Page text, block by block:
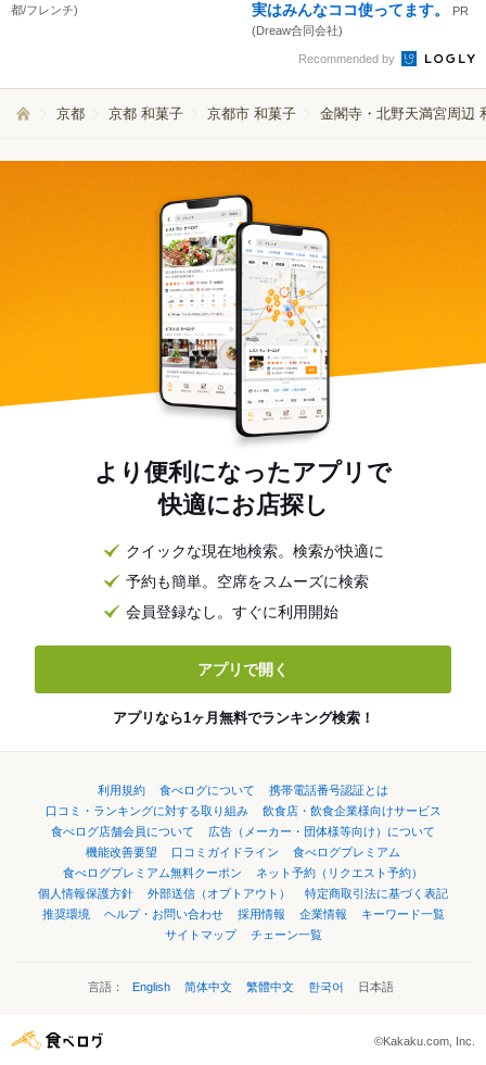
都/フレンチ)
実はみんなココ使ってます。
PR
(Dreaw合同会社)
Recommended by
京都 京都 和菓子 京都市 和菓子 金閣寺・北野天満宮周辺
より便利になったアプリで
快適にお店探し
クイックな現在地検索。検索が快適に
予約も簡単。空席をスムーズに検索
会員登録なし。すぐに利用開始
アプリで開く
アプリなら1ヶ月無料でランキング検索！
利用規約 食べログについて
携帯電話番号認証とは
口コミ・ランキングに対する取り組み
飲食店・飲食企業様向けサービス
食べログ店舗会員について
広告（メーカー・団体様等向け）について
機能改善要望
口コミガイドライン
食べログプレミアム
食べログプレミアム無料クーポン
ネット予約（リクエスト予約）
個人情報保護方針
外部送信（オプトアウト）
特定商取引法に基づく表記
推奨環境
ヘルプ・お問い合わせ 採用情報 企業情報
キーワード一覧
サイトマップ
チェーン一覧
言語： English 简体中文 繁體中文 한국어 日本語
©Kakaku.com, Inc.